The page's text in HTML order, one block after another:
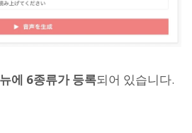
에 6종류가 등록되어 있습니다.